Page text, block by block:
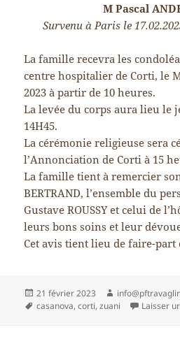
M Pascal
Survenu à Paris le
La famille recevra les
centre hospitalier de Corti, le
2023 à partir de 10 heures.
La levée du corps aura lieu le
14H45.
La cérémonie religieuse sera
l’Annonciation de Corti à 15
La famille tient à remercier
BERTRAND, l’ensemble du
Gustave ROUSSY et celui de
leurs bons soins et leur
Cet avis tient lieu de faire-part
Publié
le
21 février 2023 Auteur
Mots-
casanova,corti,zuani Laisser